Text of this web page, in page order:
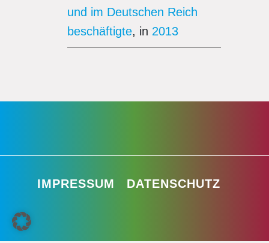
und im Deutschen Reich
beschäftigte, in 2013
IMPRESSUM DATENSCHUTZ